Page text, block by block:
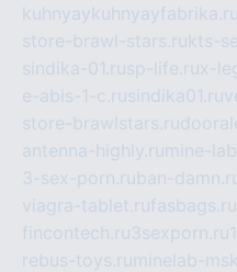
kuhnyaykuhnyayfabrika.ru
store-brawl-stars.rukts-
sindika-01.rusp-life.rux-
e-abis-1-c.rusindika01.ru
store-brawlstars.ru
antenna-highly.ru mine-
3-sex-porn.ruban-
viagra-tablet.rufasbags.ru
fincontech.ru3sexporn.ru
rebus-toys.ru minelab-